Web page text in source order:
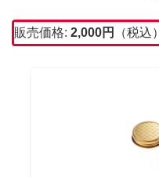
販売価格: 2,000円 （税込）